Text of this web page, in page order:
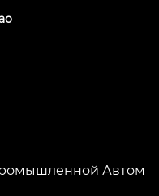
Автом